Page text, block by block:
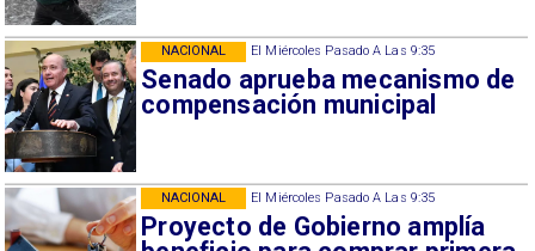
El Miércoles Pasado A Las 9:35
Senado aprueba mecanismo de
compensación municipal
NACIONAL
El Miércoles Pasado A Las 9:35
Proyecto de Gobierno amplía
NACIONAL